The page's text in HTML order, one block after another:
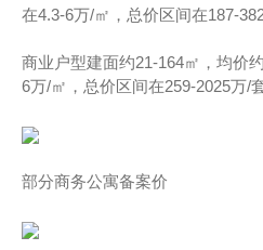
在4.3-6万/㎡，总价区间在187-382
商业户型建面约21-164㎡，均价
6万/㎡，总价区间在259-2025万/套
部分商务公寓备案价